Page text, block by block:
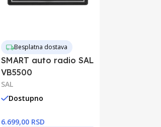
Besplatna dostava
SMART auto radio SAL
VB5500
SAL
Dostupno
6.699,00 RSD